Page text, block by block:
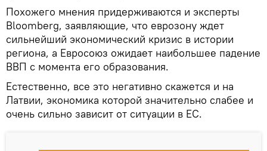
Похожего мнения придерживаются и эксперты
Bloomberg, заявляющие, что еврозону ждет
сильнейший экономический кризис в истории
региона, а Евросоюз ожидает наибольшее падение
ВВП с момента его образования.
Естественно, все это негативно скажется и на
Латвии, экономика которой значительно слабее и
очень сильно зависит от ситуации в ЕС.